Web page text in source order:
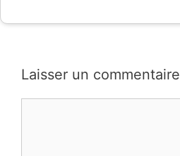
Laisser un commentaire